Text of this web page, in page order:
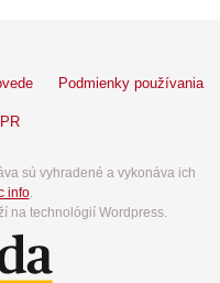
Podmienky používania
sú vyhradené a vykonáva ich
info.
na technológií Wordpress.